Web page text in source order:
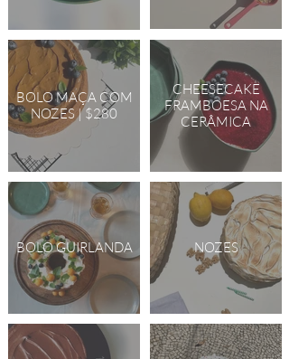
BOLO MAÇA COM
NOZES | $280
CHEESECAKE
FRAMBOESA NA
CERÂMICA
BOLO GUIRLANDA NOZES